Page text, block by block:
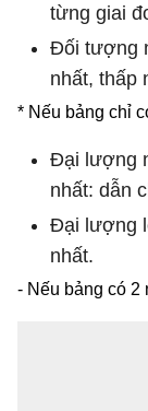
từng giai
Đối tượng
nhất, thấp
* Nếu bảng chỉ
Đại lượng
nhất: dẫn
Đại lượng
nhất.
- Nếu bảng có 2